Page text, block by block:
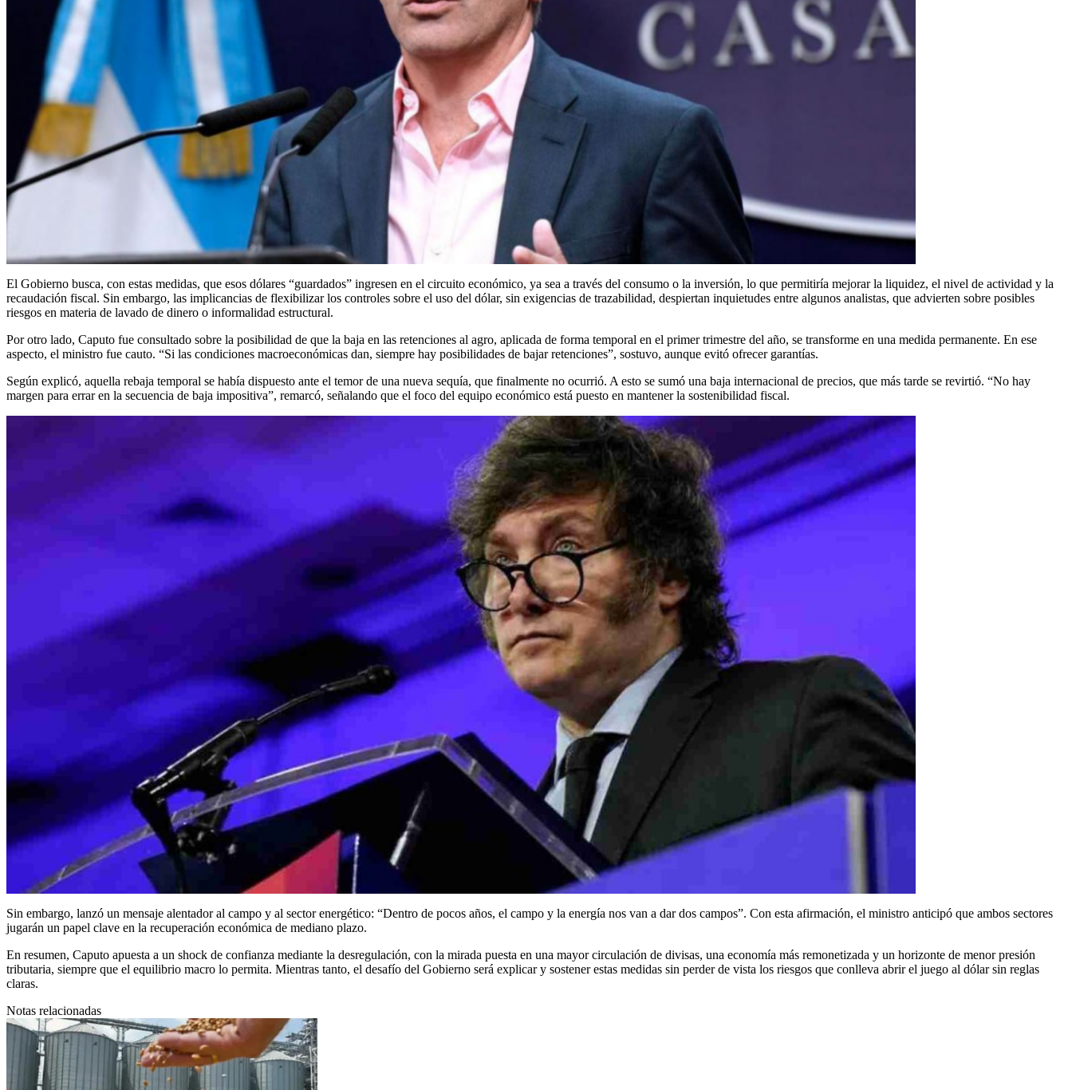
El Gobierno busca, con estas medidas, que esos dólares “guardados” ingresen en el circuito económico, ya sea a través del consumo o la inversión, lo que permitiría mejorar la liquidez, el nivel de actividad y la
recaudación fiscal. Sin embargo, las implicancias de flexibilizar los controles sobre el uso del dólar, sin exigencias de trazabilidad, despiertan inquietudes entre algunos analistas, que advierten sobre posibles
riesgos en materia de lavado de dinero o informalidad estructural.
Por otro lado, Caputo fue consultado sobre la posibilidad de que la baja en las retenciones al agro, aplicada de forma temporal en el primer trimestre del año, se transforme en una medida permanente. En ese
aspecto, el ministro fue cauto. “Si las condiciones macroeconómicas dan, siempre hay posibilidades de bajar retenciones”, sostuvo, aunque evitó ofrecer garantías.
Según explicó, aquella rebaja temporal se había dispuesto ante el temor de una nueva sequía, que finalmente no ocurrió. A esto se sumó una baja internacional de precios, que más tarde se revirtió. “No hay
margen para errar en la secuencia de baja impositiva”, remarcó, señalando que el foco del equipo económico está puesto en mantener la sostenibilidad fiscal.
Sin embargo, lanzó un mensaje alentador al campo y al sector energético: “Dentro de pocos años, el campo y la energía nos van a dar dos campos”. Con esta afirmación, el ministro anticipó que ambos sectores
jugarán un papel clave en la recuperación económica de mediano plazo.
En resumen, Caputo apuesta a un shock de confianza mediante la desregulación, con la mirada puesta en una mayor circulación de divisas, una economía más remonetizada y un horizonte de menor presión
tributaria, siempre que el equilibrio macro lo permita. Mientras tanto, el desafío del Gobierno será explicar y sostener estas medidas sin perder de vista los riesgos que conlleva abrir el juego al dólar sin reglas
claras.
Notas relacionadas